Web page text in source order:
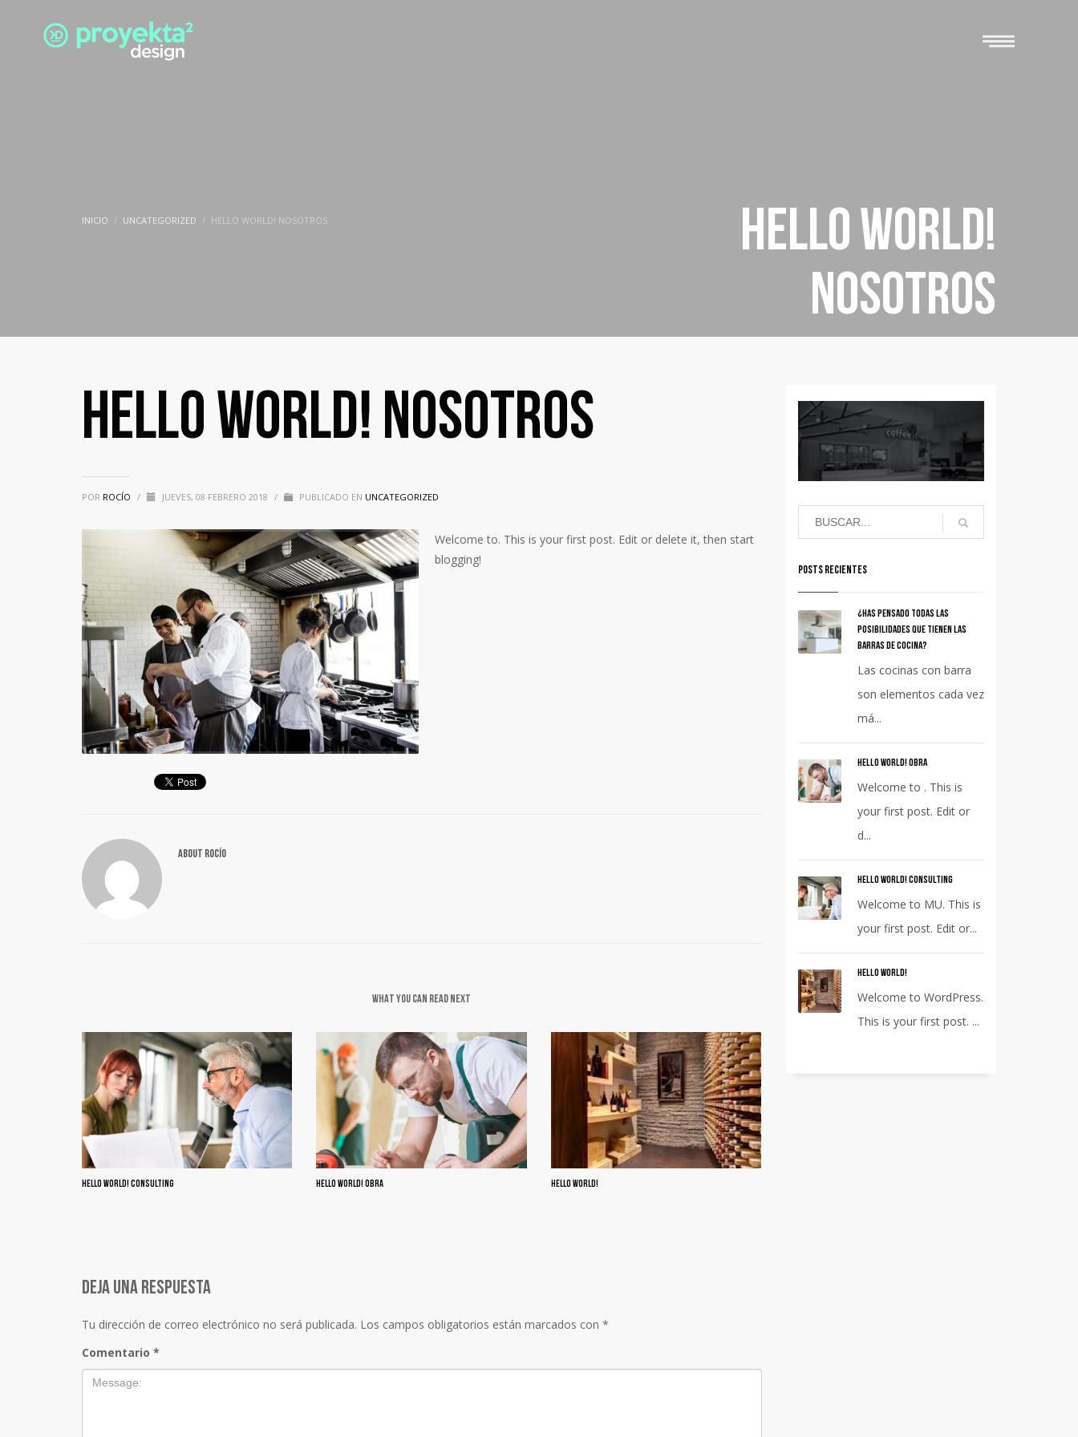
INICIO UNCATEGORIZED HELLO WORLD! NOSOTROS
Hello world!
Nosotros
Hello world! Nosotros
POR ROCÍO / JUEVES, 08 FEBRERO 2018 / PUBLICADO EN UNCATEGORIZED
Welcome to. This is your first post. Edit or delete it, then start
blogging!
ABOUT ROCÍO
WHAT YOU CAN READ NEXT
HELLO WORLD! CONSULTING HELLO WORLD! OBRA HELLO WORLD!
Deja una respuesta
Tu dirección de correo electrónico no será publicada. Los campos obligatorios están marcados con *
Comentario *
POSTS RECIENTES
¿Has pensado todas las
posibilidades que tienen las
barras de cocina?
Las cocinas con barra
son elementos cada vez
má...
Hello world! Obra
Welcome to . This is
your first post. Edit or
d...
Hello world! Consulting
Welcome to MU. This is
your first post. Edit or...
Hello world!
Welcome to WordPress.
This is your first post. ...